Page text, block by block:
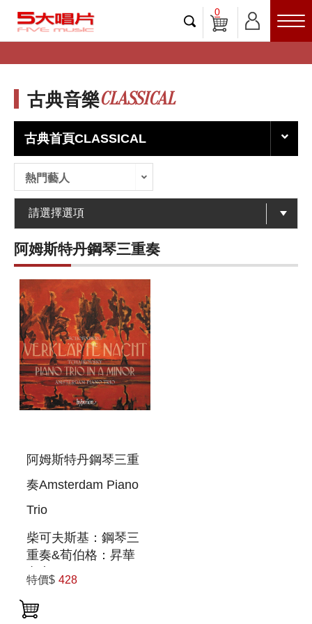
0
古典音樂CLASSICAL
古典首頁CLASSICAL
熱門藝人
阿姆斯特丹鋼琴三重奏
阿姆斯特丹鋼琴三重
奏Amsterdam Piano
Trio
柴可夫斯基：鋼琴三
重奏&荀伯格：昇華
之夜
SCHOENBERG&TCHAIKOVSKY
特價$ 428